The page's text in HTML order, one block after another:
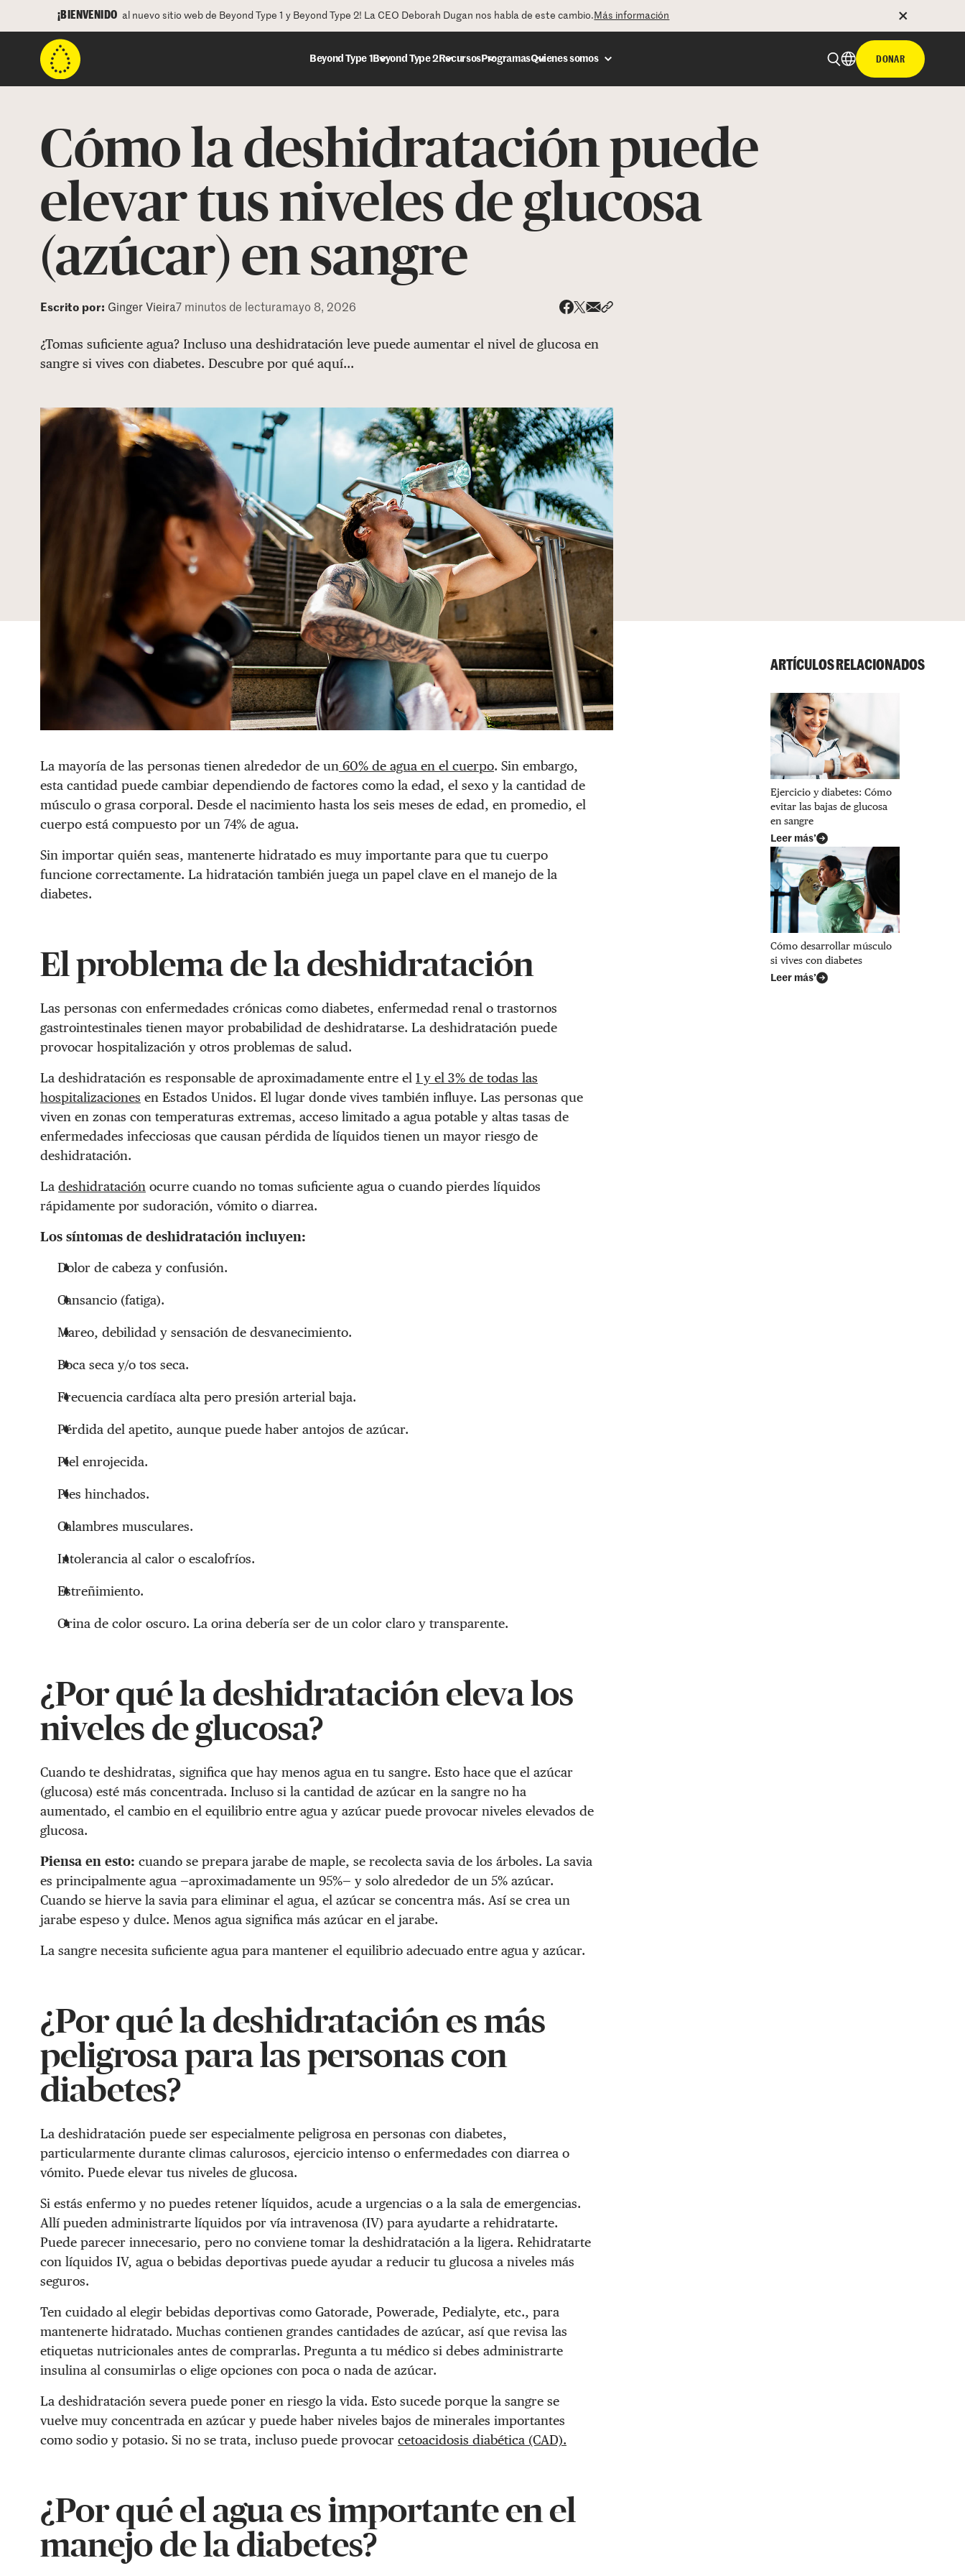
¡BIENVENIDO al nuevo sitio web de Beyond Type 1 y Beyond Type 2! La CEO Deborah Dugan nos habla de este cambio. Más información
Beyond Type 1 Beyond Type 2Recursos ProgramasQuienes somos DONAR
Cómo la deshidratación puede
elevar tus niveles de glucosa
(azúcar) en sangre
Escrito por: Ginger Vieira7 minutos de lecturamayo 8, 2026
¿Tomas suficiente agua? Incluso una deshidratación leve puede aumentar el nivel de glucosa en
sangre si vives con diabetes. Descubre por qué aquí...
La mayoría de las personas tienen alrededor de un 60% de agua en el cuerpo. Sin embargo,
esta cantidad puede cambiar dependiendo de factores como la edad, el sexo y la cantidad de
músculo o grasa corporal. Desde el nacimiento hasta los seis meses de edad, en promedio, el
cuerpo está compuesto por un 74% de agua.
Sin importar quién seas, mantenerte hidratado es muy importante para que tu cuerpo
funcione correctamente. La hidratación también juega un papel clave en el manejo de la
diabetes.
El problema de la deshidratación
Las personas con enfermedades crónicas como diabetes, enfermedad renal o trastornos
gastrointestinales tienen mayor probabilidad de deshidratarse. La deshidratación puede
provocar hospitalización y otros problemas de salud.
La deshidratación es responsable de aproximadamente entre el 1 y el 3% de todas las
hospitalizaciones en Estados Unidos. El lugar donde vives también influye. Las personas que
viven en zonas con temperaturas extremas, acceso limitado a agua potable y altas tasas de
enfermedades infecciosas que causan pérdida de líquidos tienen un mayor riesgo de
deshidratación.
La deshidratación ocurre cuando no tomas suficiente agua o cuando pierdes líquidos
rápidamente por sudoración, vómito o diarrea.
Los síntomas de deshidratación incluyen:
Dolor de cabeza y confusión.
Cansancio (fatiga).
Mareo, debilidad y sensación de desvanecimiento.
Boca seca y/o tos seca.
Frecuencia cardíaca alta pero presión arterial baja.
Pérdida del apetito, aunque puede haber antojos de azúcar.
Piel enrojecida.
Pies hinchados.
Calambres musculares.
Intolerancia al calor o escalofríos.
Estreñimiento.
Orina de color oscuro. La orina debería ser de un color claro y transparente.
¿Por qué la deshidratación eleva los
niveles de glucosa?
Cuando te deshidratas, significa que hay menos agua en tu sangre. Esto hace que el azúcar
(glucosa) esté más concentrada. Incluso si la cantidad de azúcar en la sangre no ha
aumentado, el cambio en el equilibrio entre agua y azúcar puede provocar niveles elevados de
glucosa.
Piensa en esto: cuando se prepara jarabe de maple, se recolecta savia de los árboles. La savia
es principalmente agua —aproximadamente un 95%— y solo alrededor de un 5% azúcar.
Cuando se hierve la savia para eliminar el agua, el azúcar se concentra más. Así se crea un
jarabe espeso y dulce. Menos agua significa más azúcar en el jarabe.
La sangre necesita suficiente agua para mantener el equilibrio adecuado entre agua y azúcar.
¿Por qué la deshidratación es más
peligrosa para las personas con
diabetes?
La deshidratación puede ser especialmente peligrosa en personas con diabetes,
particularmente durante climas calurosos, ejercicio intenso o enfermedades con diarrea o
vómito. Puede elevar tus niveles de glucosa.
Si estás enfermo y no puedes retener líquidos, acude a urgencias o a la sala de emergencias.
Allí pueden administrarte líquidos por vía intravenosa (IV) para ayudarte a rehidratarte.
Puede parecer innecesario, pero no conviene tomar la deshidratación a la ligera. Rehidratarte
con líquidos IV, agua o bebidas deportivas puede ayudar a reducir tu glucosa a niveles más
seguros.
Ten cuidado al elegir bebidas deportivas como Gatorade, Powerade, Pedialyte, etc., para
mantenerte hidratado. Muchas contienen grandes cantidades de azúcar, así que revisa las
etiquetas nutricionales antes de comprarlas. Pregunta a tu médico si debes administrarte
insulina al consumirlas o elige opciones con poca o nada de azúcar.
La deshidratación severa puede poner en riesgo la vida. Esto sucede porque la sangre se
vuelve muy concentrada en azúcar y puede haber niveles bajos de minerales importantes
como sodio y potasio. Si no se trata, incluso puede provocar cetoacidosis diabética (CAD).
¿Por qué el agua es importante en el
manejo de la diabetes?
ARTÍCULOS RELACIONADOS
Ejercicio y diabetes: Cómo
evitar las bajas de glucosa
en sangre
Leer más’
Cómo desarrollar músculo
si vives con diabetes
Leer más’